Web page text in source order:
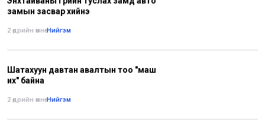
замын засвар хийнэ
2 өдрийн өмнө•Нийгэм
Шатахуун давтан авалтын тоо "маш
их" байна
2 өдрийн өмнө•Нийгэм